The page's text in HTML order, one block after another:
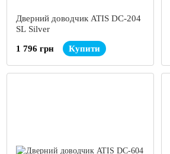
Дверний доводчик ATIS DC-204
SL Silver
1 796 грн Купити